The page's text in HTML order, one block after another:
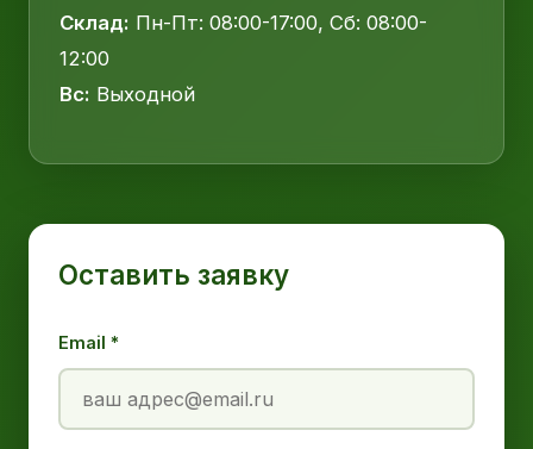
Склад: Пн-Пт: 08:00-17:00, Сб: 08:00-
12:00
Вс: Выходной
Оставить заявку
Email *